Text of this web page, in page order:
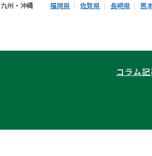
九州・沖縄
福岡県 佐賀県 長崎県 熊
コラム